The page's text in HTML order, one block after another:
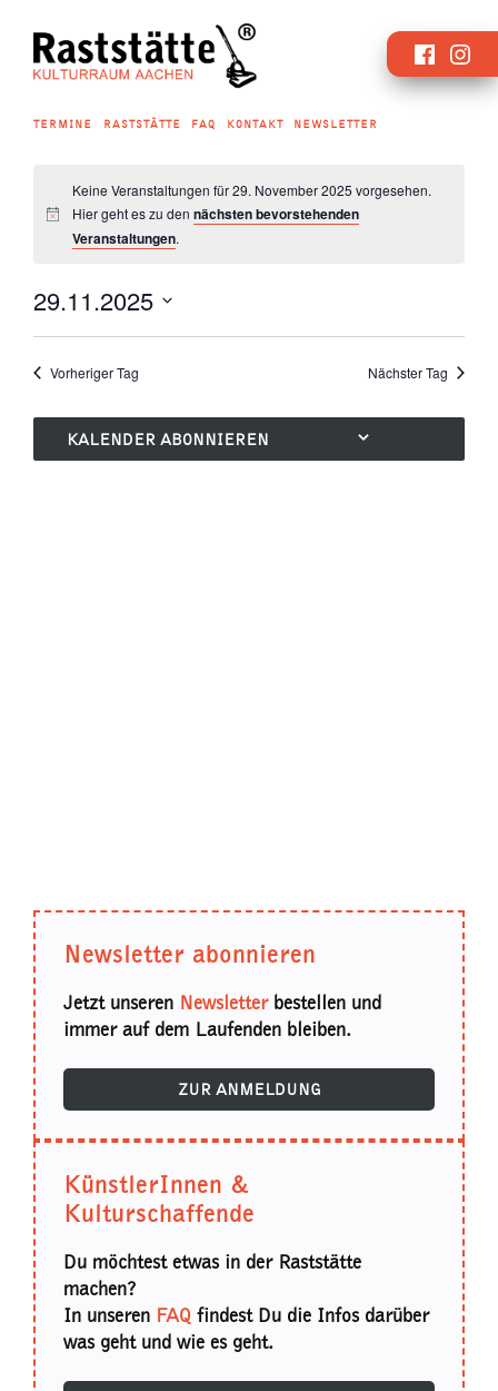
Inhalt
TERMINE RASTSTÄTTE FAQ KONTAKT NEWSLETTER
Keine Veranstaltungen für 29. November 2025 vorgesehen.
Hier geht es zu den nächsten bevorstehenden
Veranstaltungen.
29.11.2025
Datum
wählen.
Vorheriger Tag Nächster Tag
KALENDER ABONNIEREN
Newsletter abonnieren
Jetzt unseren Newsletterbestellen und
immer auf dem Laufenden bleiben.
ZUR ANMELDUNG
KünstlerInnen &
Kulturschaffende
Du möchtest etwas in der Raststätte
machen?
In unseren FAQ findest Du die Infos darüber
was geht und wie es geht.